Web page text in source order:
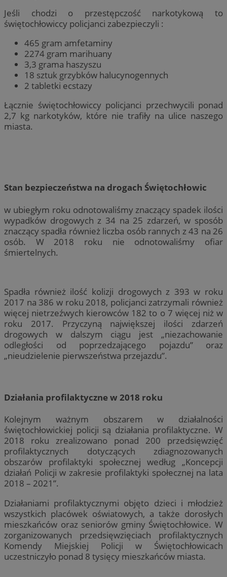
Jeśli chodzi o przestępczość narkotykową to
świętochłowiccy policjanci zabezpieczyli :
465 gram amfetaminy
2274 gram marihuany
3,3 grama haszyszu
18 sztuk grzybków halucynogennych
2 tabletki ecstazy
Łącznie świętochłowiccy policjanci przechwycili ponad
2,7 kg narkotyków, które nie trafiły na ulice naszego
miasta.
Stan bezpieczeństwa na drogach Świętochłowic
w ubiegłym roku odnotowaliśmy znaczący spadek ilości
wypadków drogowych z 34 na 25 zdarzeń, w sposób
znaczący spadła również liczba osób rannych z 43 na 26
osób. W 2018 roku nie odnotowaliśmy ofiar
śmiertelnych.
Spadła również ilość kolizji drogowych z 393 w roku
2017 na 386 w roku 2018, policjanci zatrzymali również
więcej nietrzeźwych kierowców 182 to o 7 więcej niż w
roku 2017. Przyczyną największej ilości zdarzeń
drogowych w dalszym ciągu jest „niezachowanie
odległości od poprzedzającego pojazdu” oraz
„nieudzielenie pierwszeństwa przejazdu”.
Działania profilaktyczne w 2018 roku
Kolejnym ważnym obszarem w działalności
świętochłowickiej policji są działania profilaktyczne. W
2018 roku zrealizowano ponad 200 przedsięwzięć
profilaktycznych dotyczących zdiagnozowanych
obszarów profilaktyki społecznej według „Koncepcji
działań Policji w zakresie profilaktyki społecznej na lata
2018 – 2021”.
Działaniami profilaktycznymi objęto dzieci i młodzież
wszystkich placówek oświatowych, a także dorosłych
mieszkańców oraz seniorów gminy Świętochłowice. W
zorganizowanych przedsięwzięciach profilaktycznych
Komendy Miejskiej Policji w Świętochłowicach
uczestniczyło ponad 8 tysięcy mieszkańców miasta.